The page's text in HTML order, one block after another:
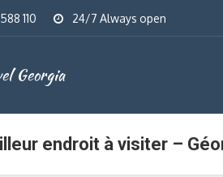
110 24/7 Always open
Georgia
endroit à visiter –